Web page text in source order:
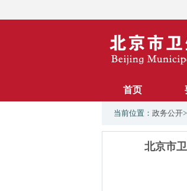
首页
当前位置： 政务公开>
北京市